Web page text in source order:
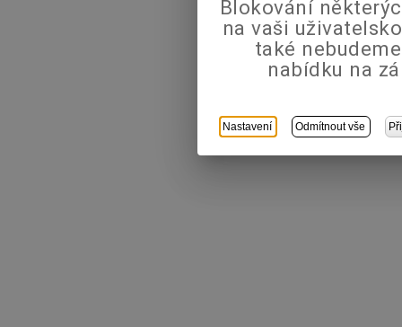
Blokování
na vaši
také
nabídku na
Nastavení Odmítnout vše